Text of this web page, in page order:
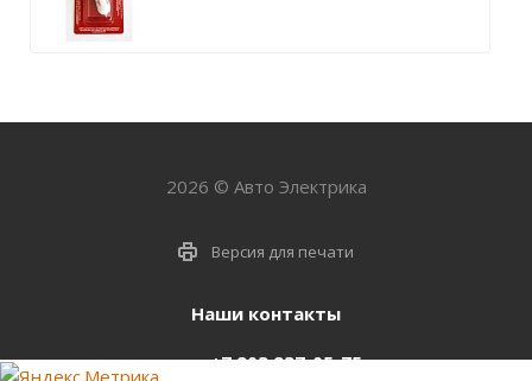
2026 © Авто Электрика
Версия для печати
Наши контакты
+7 903 937-05-75